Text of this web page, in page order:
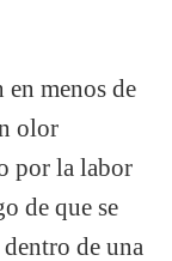
en menos de
olor
por la labor
de que se
de una